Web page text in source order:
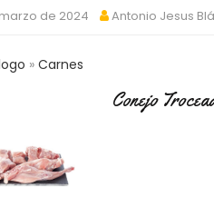
marzo de 2024 Antonio Jesus
Carnes
Conejo